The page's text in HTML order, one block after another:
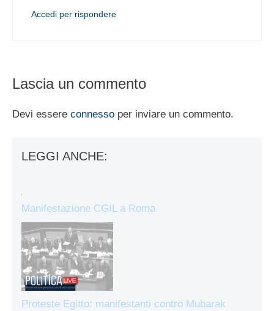
Accedi per rispondere
Lascia un commento
Devi essere connesso per inviare un commento.
LEGGI ANCHE:
Manifestazione CGIL a Roma
Proteste Egitto: manifestanti contro Mubarak